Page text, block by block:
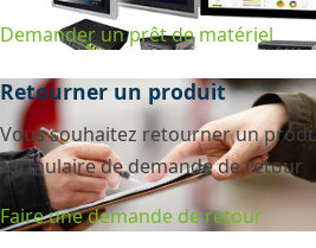
Demander un prêt de matériel
Retourner un produit
Vous souhaitez retourner un
formulaire de demande de retour
Faire une demande de retour